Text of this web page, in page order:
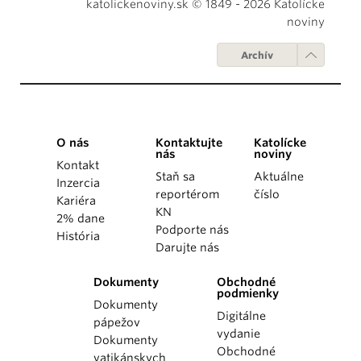
katolickenoviny.sk © 1849 - 2026 Katolícke
noviny
Archív
O nás
Kontakt
Inzercia
Kariéra
2% dane
História
Kontaktujte
nás
Staň sa
reportérom
KN
Podporte nás
Darujte nás
Katolícke
noviny
Aktuálne
číslo
Dokumenty
Dokumenty
pápežov
Dokumenty
vatikánskych
Obchodné
podmienky
Digitálne
vydanie
Obchodné